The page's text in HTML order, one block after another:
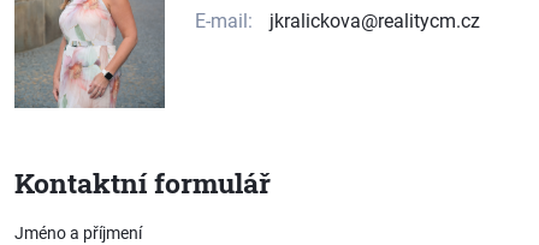
E-mail:
jkralickova@realitycm.cz
Kontaktní formulář
Jméno a příjmení